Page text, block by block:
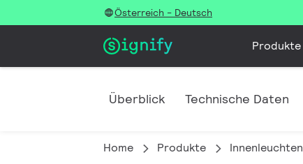
Österreich - Deutsch
Produkte
Überblick Technische Daten
Home Produkte Innenleuchten